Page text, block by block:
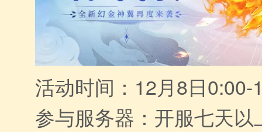
活动时间：12月8日0:00-
参与服务器：开服七天以